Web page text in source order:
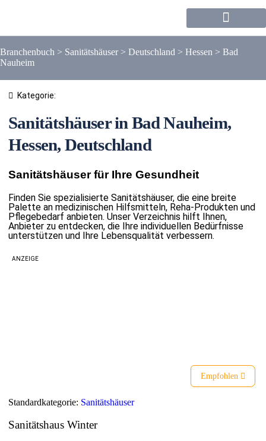
Branchenbuch > Sanitätshäuser > Deutschland > Hessen > Bad
Nauheim
Kategorie:
Sanitätshäuser in Bad Nauheim,
Hessen, Deutschland
Sanitätshäuser für Ihre Gesundheit
Finden Sie spezialisierte Sanitätshäuser, die eine breite
Palette an medizinischen Hilfsmitteln, Reha-Produkten und
Pflegebedarf anbieten. Unser Verzeichnis hilft Ihnen,
Anbieter zu entdecken, die Ihre individuellen Bedürfnisse
unterstützen und Ihre Lebensqualität verbessern.
ANZEIGE
Empfohlen
Standardkategorie: Sanitätshäuser
Sanitätshaus Winter